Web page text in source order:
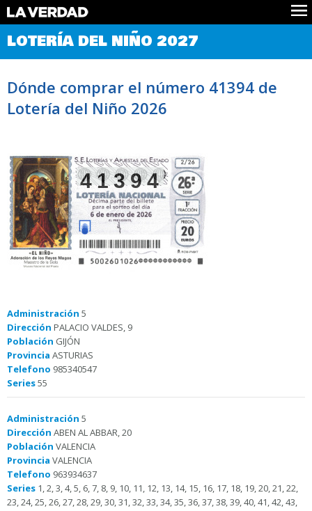
Comprobar Loteria del Niño
Premios
Noticias
Datos
LOTERÍA DEL NIÑO 2027
Dónde comprar el número 41394 de
Lotería del Niño 2026
41394
Administración 5
Dirección PALACIO VALDES, 9
Población GIJÓN
Provincia ASTURIAS
Telefono 985340547
Series55
Administración 5
Dirección ABEN AL ABBAR, 20
Población VALENCIA
Provincia VALENCIA
Telefono 963934637
Series 1, 2, 3, 4, 5, 6, 7, 8, 9, 10, 11, 12, 13, 14, 15, 16, 17, 18, 19, 20, 21, 22,
23, 24, 25, 26, 27, 28, 29, 30, 31, 32, 33, 34, 35, 36, 37, 38, 39, 40, 41, 42, 43,